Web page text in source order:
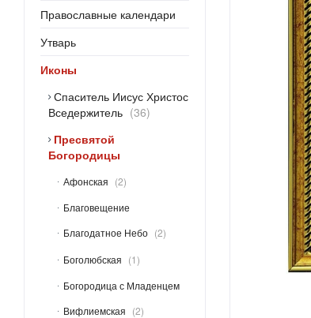
Православные календари
Утварь
Иконы
Спаситель Иисус Христос
Вседержитель
36
Пресвятой
Богородицы
Афонская
2
Благовещение
Благодатное Небо
2
Боголюбская
1
Богородица с Младенцем
Вифлиемская
2